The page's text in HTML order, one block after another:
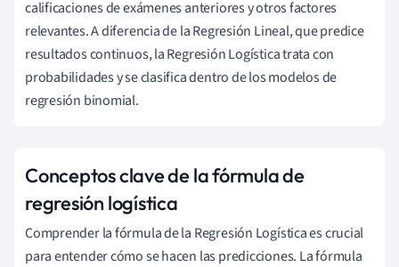
calificaciones de exámenes anteriores y otros factores
relevantes. A diferencia de la Regresión Lineal, que predice
resultados continuos, la Regresión Logística trata con
probabilidades y se clasifica dentro de los modelos de
regresión binomial.
Conceptos clave de la fórmula de
regresión logística
Comprender la fórmula de la Regresión Logística es crucial
para entender cómo se hacen las predicciones. La fórmula